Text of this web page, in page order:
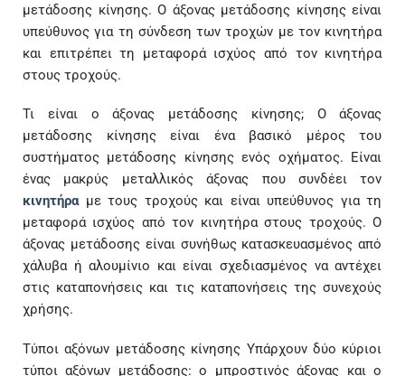
μετάδοσης κίνησης. Ο άξονας μετάδοσης κίνησης είναι
υπεύθυνος για τη σύνδεση των τροχών με τον κινητήρα
και επιτρέπει τη μεταφορά ισχύος από τον κινητήρα
στους τροχούς.
Τι είναι ο άξονας μετάδοσης κίνησης; Ο άξονας
μετάδοσης κίνησης είναι ένα βασικό μέρος του
συστήματος μετάδοσης κίνησης ενός οχήματος. Είναι
ένας μακρύς μεταλλικός άξονας που συνδέει τον
κινητήραμε τους τροχούς και είναι υπεύθυνος για τη
μεταφορά ισχύος από τον κινητήρα στους τροχούς. Ο
άξονας μετάδοσης είναι συνήθως κατασκευασμένος από
χάλυβα ή αλουμίνιο και είναι σχεδιασμένος να αντέχει
στις καταπονήσεις και τις καταπονήσεις της συνεχούς
χρήσης.
Τύποι αξόνων μετάδοσης κίνησης Υπάρχουν δύο κύριοι
τύποι αξόνων μετάδοσης: ο μπροστινός άξονας και ο